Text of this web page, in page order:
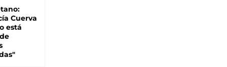
Cuerva
está